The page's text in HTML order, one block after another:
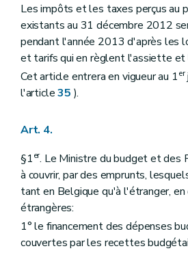
Les impôts et les taxes perçus au
existants au 31 décembre 2012
pendant l'année 2013 d'après les
et tarifs qui en règlent l'assiette et
Cet article entrera en vigueur au 1er
l'article35 ).
Art. 4.
§1er. Le Ministre du budget et des
à couvrir, par des emprunts,
tant en Belgique qu'à l'étranger, en
étrangères:
1° le financement des dépenses
couvertes par les recettes